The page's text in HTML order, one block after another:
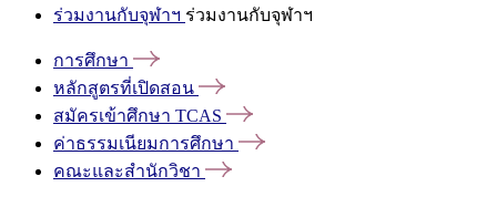
ร่วมงานกับจุฬาฯ ร่วมงานกับจุฬาฯ
การศึกษา
หลักสูตรที่เปิดสอน
สมัครเข้าศึกษา TCAS
ค่าธรรมเนียมการศึกษา
คณะและสำนักวิชา